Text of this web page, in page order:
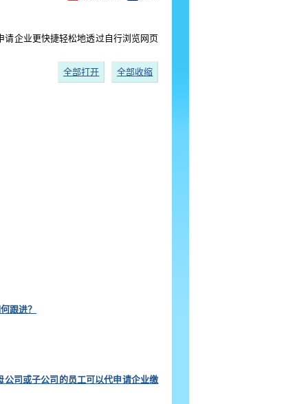
企业更快捷轻松地透过自行浏览网页
全部打开 全部收缩
跟进？
司或子公司的员工可以代申请企业缴